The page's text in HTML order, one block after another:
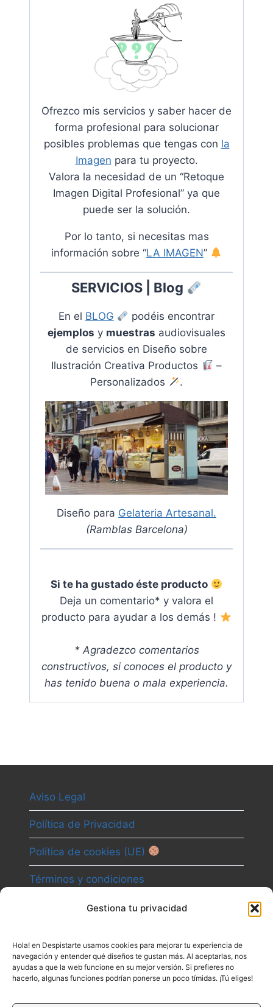
Gestiona tu privacidad
Hola! en Despistarte usamos cookies para mejorar tu experiencia de
navegación y entender qué diseños te gustan más. Al aceptarlas, nos
ayudas a que la web funcione en su mejor versión. Si prefieres no
hacerlo, algunas funciones podrían ponerse un poco tímidas. ¡Tú eliges!
Ofrezco mis servicios y saber hacer de
forma profesional para solucionar
posibles problemas que tengas con la
Imagen para tu proyecto.
Valora la necesidad de un “Retoque
Imagen Digital Profesional” ya que
puede ser la solución.
Por lo tanto, si necesitas mas
información sobre “LA IMAGEN”
SERVICIOS | Blog
En el BLOG
podéis encontrar
ejemplos y muestras audiovisuales
de servicios en Diseño sobre
Ilustración Creativa Productos
–
Personalizados
.
Diseño para Gelateria Artesanal.
(Ramblas Barcelona)
Si te ha gustado éste producto
Deja un comentario* y valora el
producto para ayudar a los demás !
* Agradezco comentarios
constructivos, si conoces el producto y
has tenido buena o mala experiencia.
Aviso Legal
Política de Privacidad
Política de cookies (UE)
Términos y condiciones
Canal
Contacto